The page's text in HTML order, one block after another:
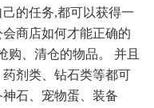
的任务,都可以获得一
商店如何才能正确的
购、清仓的物品。 并且
剂类、钻石类等都可
石、宠物蛋、装备